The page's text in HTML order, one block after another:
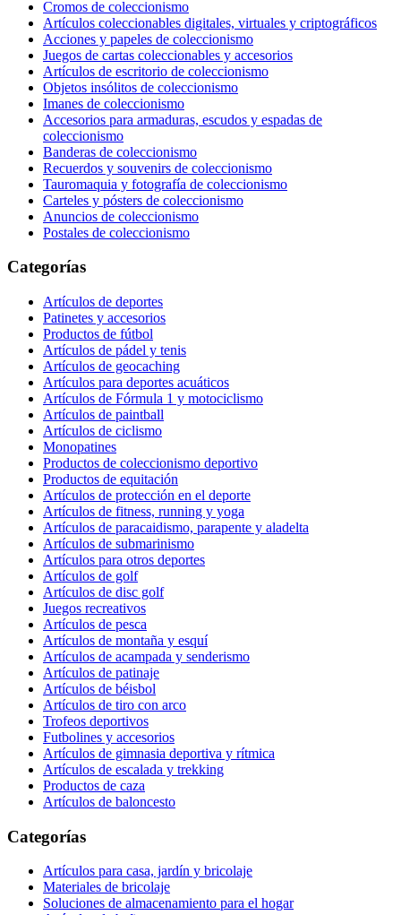
Cromos de coleccionismo
Artículos coleccionables digitales, virtuales y criptográficos
Acciones y papeles de coleccionismo
Juegos de cartas coleccionables y accesorios
Artículos de escritorio de coleccionismo
Objetos insólitos de coleccionismo
Imanes de coleccionismo
Accesorios para armaduras, escudos y espadas de
coleccionismo
Banderas de coleccionismo
Recuerdos y souvenirs de coleccionismo
Tauromaquia y fotografía de coleccionismo
Carteles y pósters de coleccionismo
Anuncios de coleccionismo
Postales de coleccionismo
Categorías
Artículos de deportes
Patinetes y accesorios
Productos de fútbol
Artículos de pádel y tenis
Artículos de geocaching
Artículos para deportes acuáticos
Artículos de Fórmula 1 y motociclismo
Artículos de paintball
Artículos de ciclismo
Monopatines
Productos de coleccionismo deportivo
Productos de equitación
Artículos de protección en el deporte
Artículos de fitness, running y yoga
Artículos de paracaidismo, parapente y aladelta
Artículos de submarinismo
Artículos para otros deportes
Artículos de golf
Artículos de disc golf
Juegos recreativos
Artículos de pesca
Artículos de montaña y esquí
Artículos de acampada y senderismo
Artículos de patinaje
Artículos de béisbol
Artículos de tiro con arco
Trofeos deportivos
Futbolines y accesorios
Artículos de gimnasia deportiva y rítmica
Artículos de escalada y trekking
Productos de caza
Artículos de baloncesto
Categorías
Artículos para casa, jardín y bricolaje
Materiales de bricolaje
Soluciones de almacenamiento para el hogar